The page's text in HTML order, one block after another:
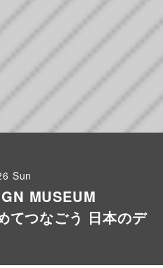
MUSEUM
てつなごう 日本のデ
Sun